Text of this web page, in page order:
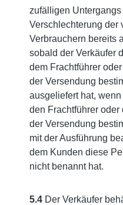
zufälligen
Verschlechterung der
Verbrauchern bereits
sobald der Verkäufer
dem Frachtführer
der Versendung
ausgeliefert hat,
den Frachtführer oder
der Versendung
mit der Ausführung
dem Kunden diese
nicht benannt hat.
5.4 Der Verkäufer